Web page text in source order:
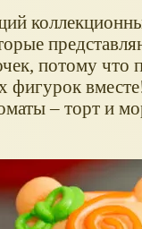
потому что
– торт и